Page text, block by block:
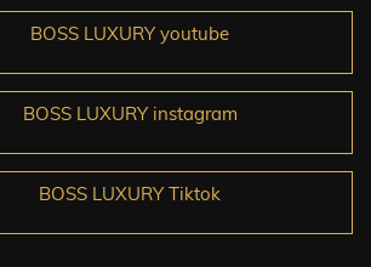
BOSS LUXURY youtube
BOSS LUXURY instagram
BOSS LUXURY Tiktok